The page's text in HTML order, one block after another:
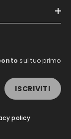
sul tuo primo
ISCRIVITI
policy